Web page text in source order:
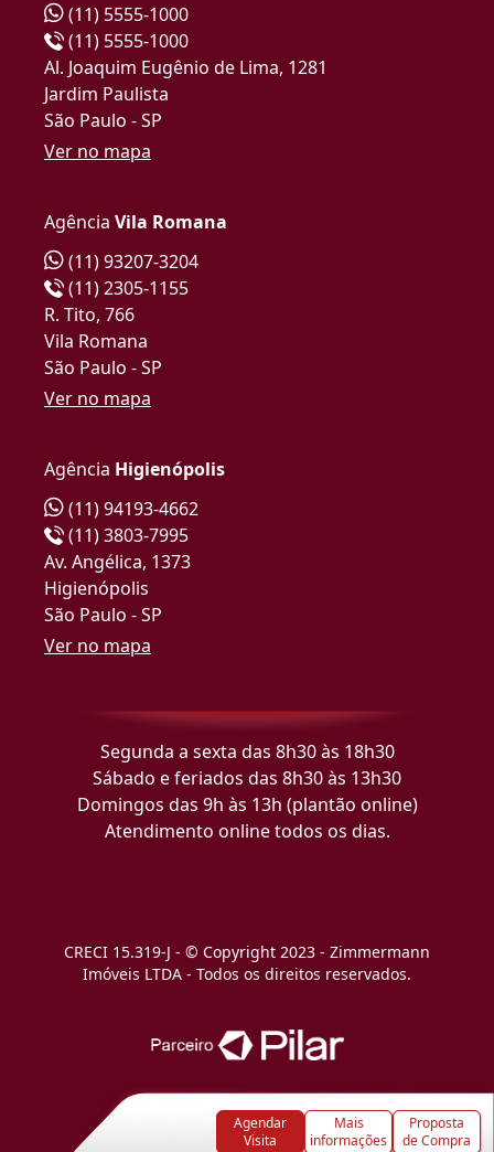
Agendar
Visita
Mais
informações
Proposta
de Compra
(11) 5555-1000
(11) 5555-1000
Al. Joaquim Eugênio de Lima, 1281
Jardim Paulista
São Paulo - SP
Ver no mapa
Agência Vila Romana
(11) 93207-3204
(11) 2305-1155
R. Tito, 766
Vila Romana
São Paulo - SP
Ver no mapa
Agência Higienópolis
(11) 94193-4662
(11) 3803-7995
Av. Angélica, 1373
Higienópolis
São Paulo - SP
Ver no mapa
Segunda a sexta das 8h30 às 18h30
Sábado e feriados das 8h30 às 13h30
Domingos das 9h às 13h (plantão online)
Atendimento online todos os dias.
CRECI 15.319-J - © Copyright 2023 - Zimmermann
Imóveis LTDA - Todos os direitos reservados.